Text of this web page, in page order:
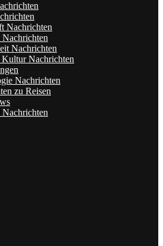
Nachrichten
Nachrichten
Nachrichten
Nachrichten
zu Reisen